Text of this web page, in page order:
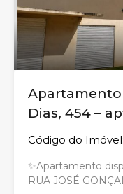
Apartamento
Dias, 454 –
Código do Imóvel:
✨Apartamento
RUA JOSÉ